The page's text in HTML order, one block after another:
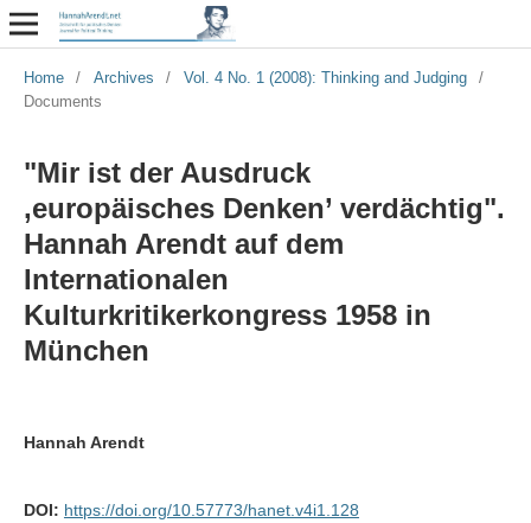
Home / Archives / Vol. 4 No. 1 (2008): Thinking and Judging
/
Documents
"Mir ist der Ausdruck
‚europäisches Denken’ verdächtig".
Hannah Arendt auf dem
Internationalen
Kulturkritikerkongress 1958 in
München
Hannah Arendt
DOI: https://doi.org/10.57773/hanet.v4i1.128